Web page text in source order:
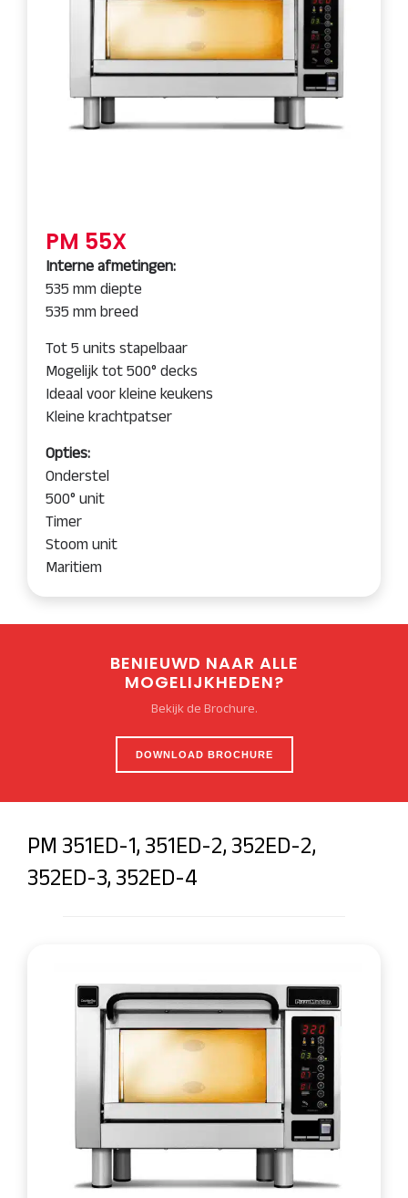
PM 55X
Interne afmetingen:
535 mm diepte
535 mm breed
Tot 5 units stapelbaar
Mogelijk tot 500° decks
Ideaal voor kleine keukens
Kleine krachtpatser
Opties:
Onderstel
500° unit
Timer
Stoom unit
Maritiem
BENIEUWD NAAR ALLE
MOGELIJKHEDEN?
Bekijk de Brochure.
DOWNLOAD BROCHURE
PM 351ED-1, 351ED-2, 352ED-2,
352ED-3, 352ED-4